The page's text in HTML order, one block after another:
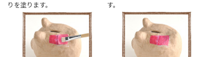
りを塗ります。
す。